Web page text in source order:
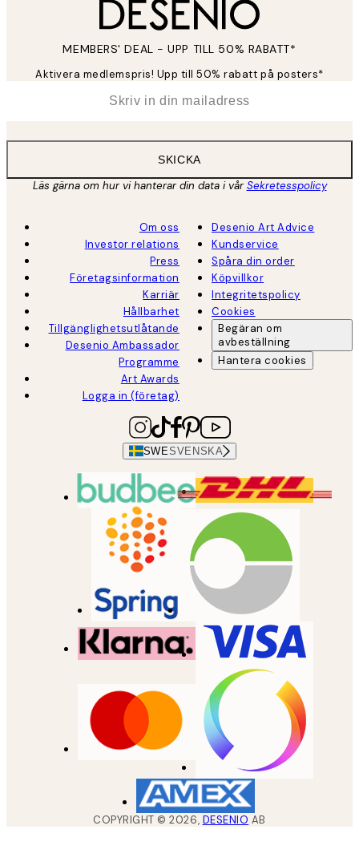
MEMBERS' DEAL - UPP TILL 50% RABATT*
Aktivera medlemspris! Upp till 50% rabatt på posters*
SKICKA
Läs gärna om hur vi hanterar din data i vårSekretesspolicy
Om oss
Investor relations
Press
Företagsinformation
Karriär
Hållbarhet
Tillgänglighetsutlåtande
Desenio Ambassador
Programme
Art Awards
Logga in (företag)
Desenio Art Advice
Kundservice
Spåra din order
Köpvillkor
Integritetspolicy
Cookies
Begäran om
avbeställning
Hantera cookies
SWESVENSKA
COPYRIGHT ©2026, DESENIO AB